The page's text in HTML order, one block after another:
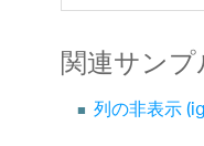
関連サン
列の非表示